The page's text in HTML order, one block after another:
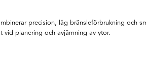
precision, låg bränsleförbrukning och
vid planering och avjämning av ytor.